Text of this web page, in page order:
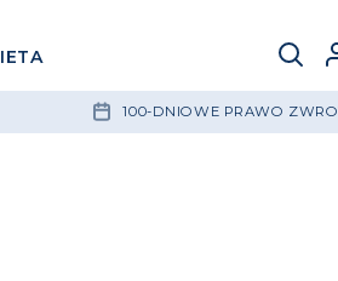
100-DNIOWE PRAWO